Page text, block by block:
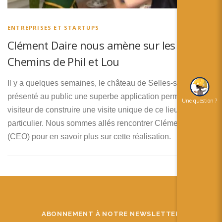
Español
ENTREPRISES ET STARTUPS
Clément Daire nous amène sur les
Chemins de Phil et Lou
Il y a quelques semaines, le château de Selles-sur-Cher a
présenté au public une superbe application permettant au
visiteur de construire une visite unique de ce lieu si
particulier. Nous sommes allés rencontrer Clément Daire
(CEO) pour en savoir plus sur cette réalisation.
ABONNEMENT À NOTRE NEWSLETTER
Une question ?